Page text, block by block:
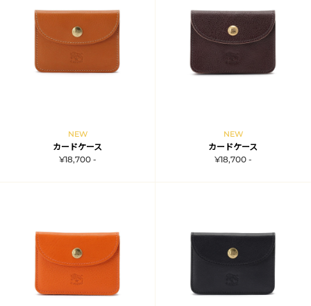
NEW
カードケース
¥18,700 -
NEW
カードケース
¥18,700 -